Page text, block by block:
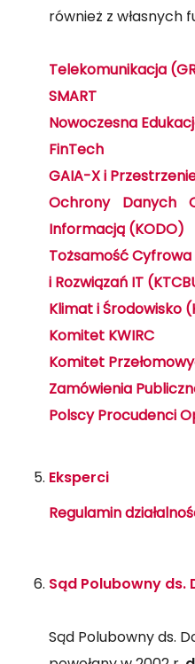
również z własnych
Telekomunikacja
SMART
Nowoczesna
FinTech
GAIA-X i
Ochrony Danych
Informacją (KODO)
Tożsamość Cyfrowa
i Rozwiązań IT
Klimat i Środowisko
Komitet KWIRC
Komitet
Zamówienia
Polscy Procudenci
Eksperci
Regulamin
Sąd Polubowny
Sąd Polubowny ds.